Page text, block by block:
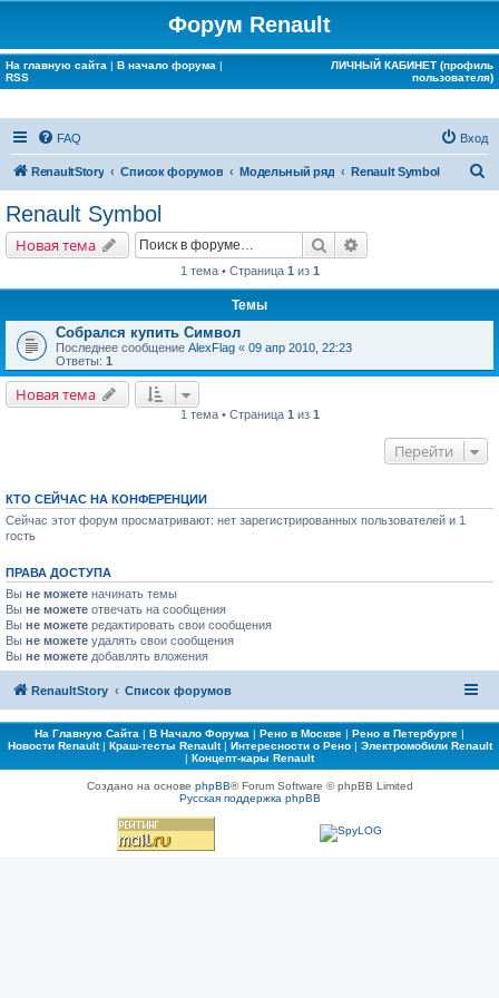
Форум Renault
На главную сайта | В начало форума |
RSS
ЛИЧНЫЙ КАБИНЕТ (профиль
пользователя)
FAQ Вход
RenaultStory Список форумов Модельный ряд Renault Symbol
Renault Symbol
Новая тема Поиск
1 тема • Страница 1 из 1
Темы
Собрался купить Символ
Последнее сообщение AlexFlag « 09 апр 2010, 22:23
Ответы: 1
Новая тема
1 тема • Страница 1 из 1
Перейти
КТО СЕЙЧАС НА КОНФЕРЕНЦИИ
Сейчас этот форум просматривают: нет зарегистрированных пользователей и 1
гость
ПРАВА ДОСТУПА
Вы не можете начинать темы
Вы не можете отвечать на сообщения
Вы не можете редактировать свои сообщения
Вы не можете удалять свои сообщения
Вы не можете добавлять вложения
RenaultStory Список форумов
На Главную Сайта | В Начало Форума | Рено в Москве | Рено в Петербурге |
Новости Renault| Краш-тесты Renault| Интересности о Рено| Электромобили Renault
| Концепт-кары Renault
Создано на основе phpBB® Forum Software © phpBB Limited
Русская поддержка phpBB